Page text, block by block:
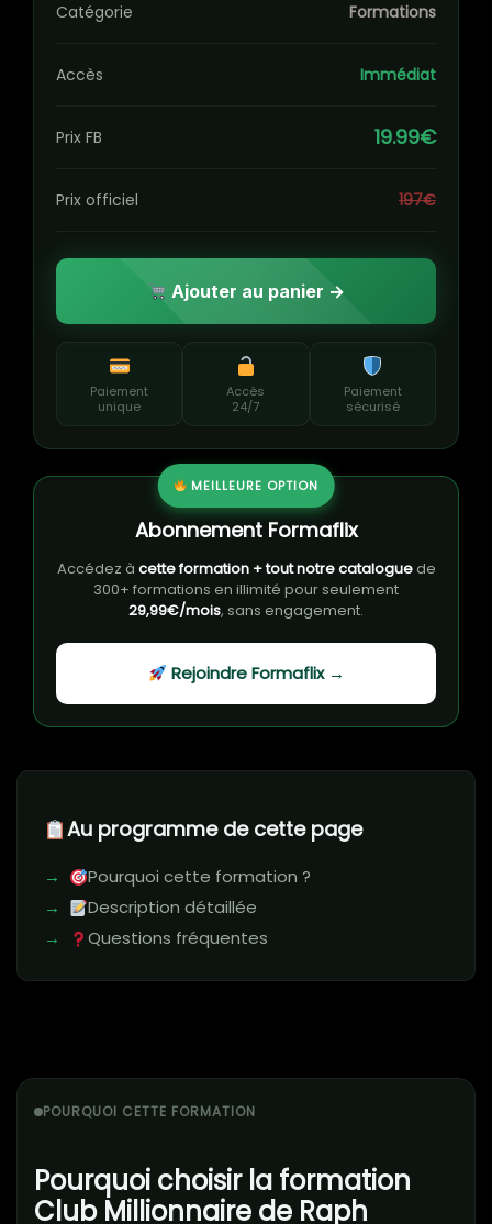
Au programme de cette page
Pourquoi cette formation ?
Description détaillée
Questions fréquentes
POURQUOI CETTE FORMATION
Pourquoi choisir la formation
Club Millionnaire de Raph
Catégorie Formations
Accès Immédiat
Prix FB 19.99€
Prix officiel 197€
Ajouter au panier →
Paiement
unique
Accès
24/7
Paiement
sécurisé
MEILLEURE OPTION
Abonnement Formaflix
Accédez à cette formation + tout notre cataloguede
300+ formations en illimité pour seulement
29,99€/mois, sans engagement.
Rejoindre Formaflix →